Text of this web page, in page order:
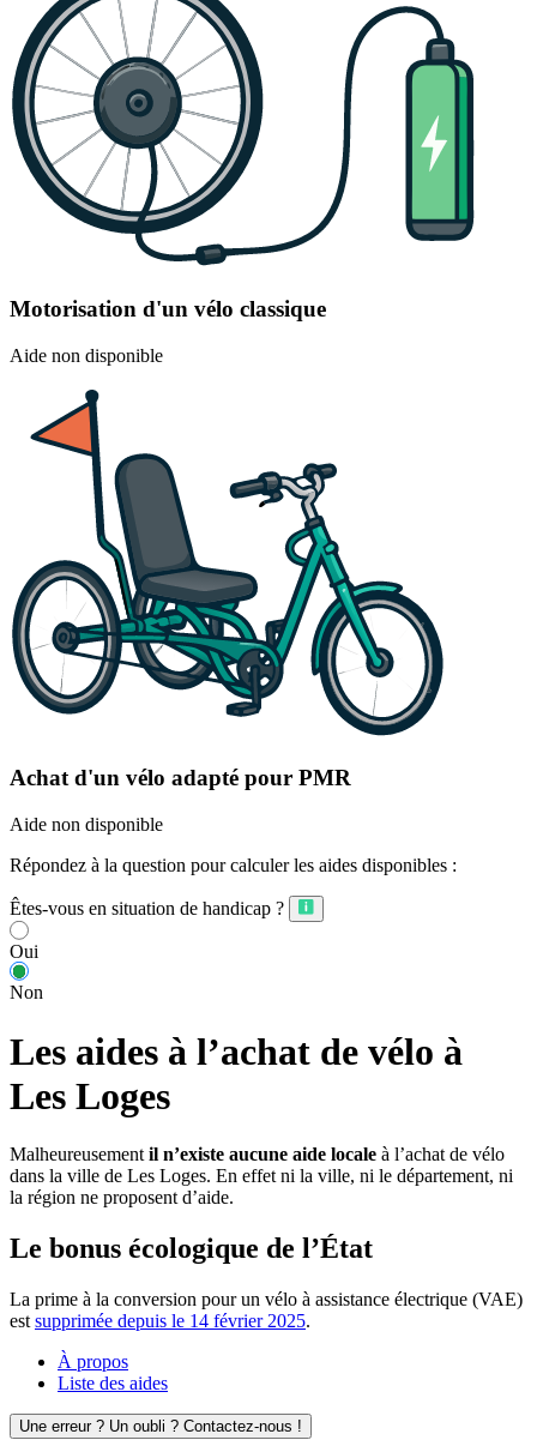
Motorisation d'un vélo classique
Aide non disponible
Achat d'un vélo adapté pour PMR
Aide non disponible
Répondez à la question pour calculer les aides disponibles :
Êtes-vous en situation de handicap ?
Oui
Non
Les aides à l’achat de vélo à
Les Loges
Malheureusement il n’existe aucune aide locale à l’achat de vélo
dans la ville de Les Loges. En effet ni la ville, ni le département, ni
la région ne proposent d’aide.
Le bonus écologique de l’État
La prime à la conversion pour un vélo à assistance électrique (VAE)
est supprimée depuis le 14 février 2025.
À propos
Liste des aides
Une erreur ? Un oubli ? Contactez-nous !